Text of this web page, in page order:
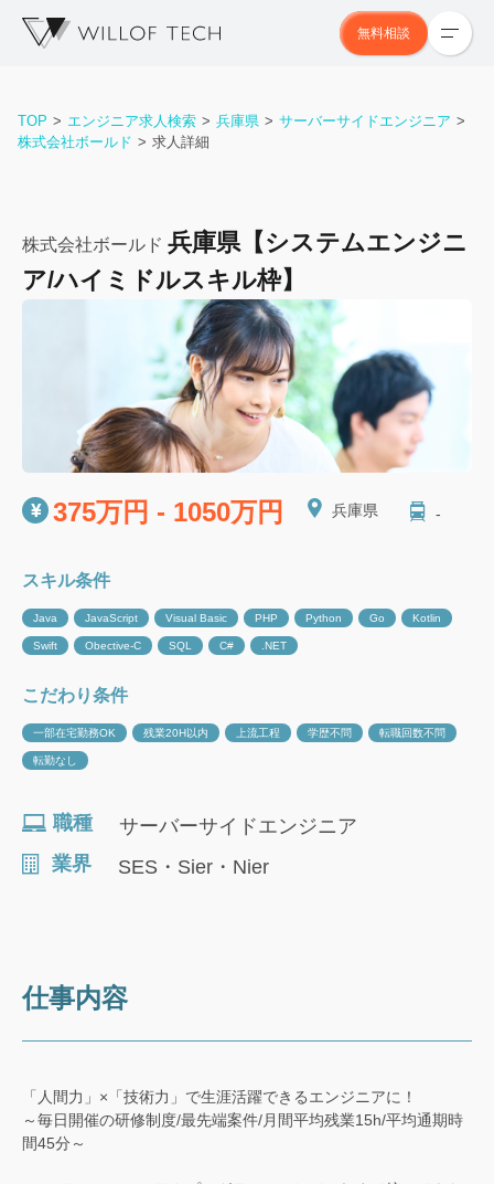
無料相談
TOP エンジニア求人検索 兵庫県
サーバーサイドエンジニア
株式会社ボールド
求人詳細
株式会社ボールド 兵庫県【システムエンジニ
ア/ハイミドルスキル枠】
375万円 - 1050万円 兵庫県 -
スキル条件
Java JavaScript Visual Basic PHP Python Go Kotlin
Swift Obective-C SQL C# .NET
こだわり条件
一部在宅勤務OK 残業20H以内 上流工程 学歴不問 転職回数不問
転勤なし
職種
サーバーサイドエンジニア
業界
SES・Sier・Nier
仕事内容
「人間力」×「技術力」で生涯活躍できるエンジニアに！
～毎日開催の研修制度/最先端案件/月間平均残業15h/平均通期時
間45分～